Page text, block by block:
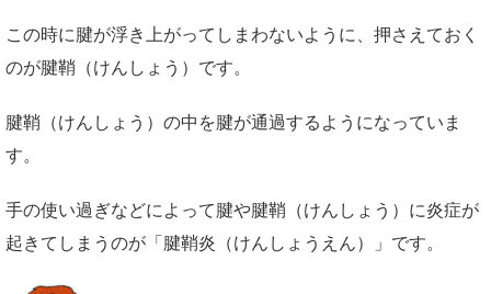
この時に腱が浮き上がってしまわないように、押さえておく
のが腱鞘（けんしょう）です。
腱鞘（けんしょう）の中を腱が通過するようになっていま
す。
手の使い過ぎなどによって腱や腱鞘（けんしょう）に炎症が
起きてしまうのが「腱鞘炎（けんしょうえん）」です。